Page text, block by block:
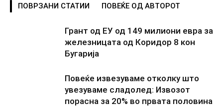
ПОВРЗАНИ СТАТИИ ПОВЕЌЕ ОД АВТОРОТ
Грант од ЕУ од 149 милиони евра за
железницата од Коридор 8 кон
Бугарија
Повеќе извезуваме отколку што
увезуваме сладолед: Извозот
порасна за 20% во првата половина